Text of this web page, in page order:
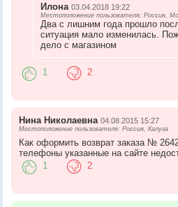
Илона 03.04.2018 19:22
Местоположение пользователя: Россия,
Два с лишним года прошло
ситуация мало изменилась.
дело с магазином
1 2
Нина Николаевна 04.08.2015 15:27
Местоположение пользователя: Россия, Калуга
Как оформить возврат заказа №
телефоны указанные на сайте
1 2